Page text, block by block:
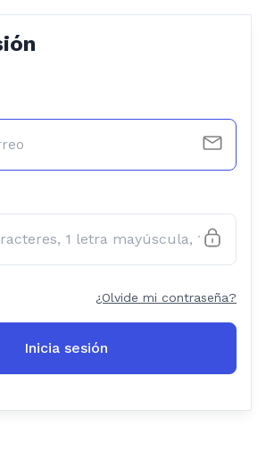
¿Olvide mi contraseña?